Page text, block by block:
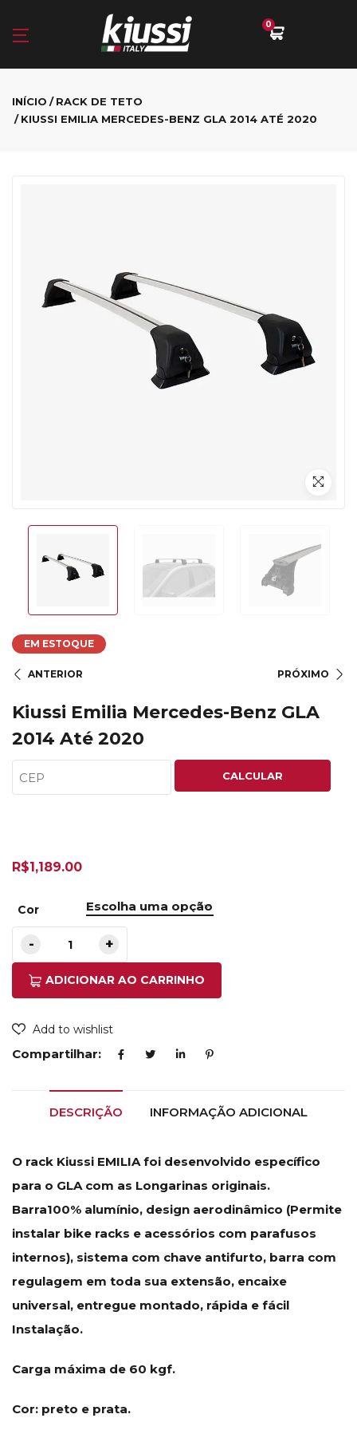
0
INÍCIO
RACK DE TETO
KIUSSI EMILIA MERCEDES-BENZ GLA 2014 ATÉ 2020
EM ESTOQUE
ANTERIOR PRÓXIMO
Kiussi Emilia Mercedes-Benz GLA
2014 Até 2020
CALCULAR
R$1,189.00
Cor
ADICIONAR AO CARRINHO
Add to wishlist
Compartilhar:
DESCRIÇÃO INFORMAÇÃO ADICIONAL
O rack Kiussi EMILIA foi desenvolvido específico
para o GLA com as Longarinas originais.
Barra100% alumínio, design aerodinâmico (Permite
instalar bike racks e acessórios com parafusos
internos), sistema com chave antifurto, barra com
regulagem em toda sua extensão, encaixe
universal, entregue montado, rápida e fácil
Instalação.
Carga máxima de 60 kgf.
Cor: preto e prata.